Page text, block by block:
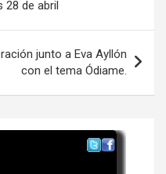
28 de abril
junto a Eva Ayllón
con el tema Ódiame.